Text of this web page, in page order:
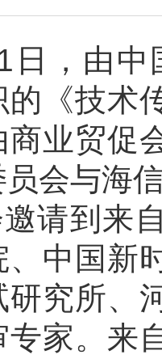
日，由
的《技术
商业贸促
会与海
请到来
、中国新
研究所、
专家。来